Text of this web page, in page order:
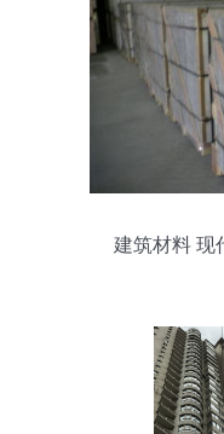
建筑材料 现